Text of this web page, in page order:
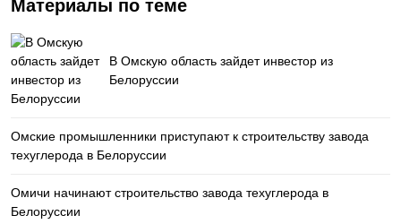
Материалы по теме
В Омскую область зайдет инвестор из
Белоруссии
Омские промышленники приступают к строительству завода
техуглерода в Белоруссии
Омичи начинают строительство завода техуглерода в
Белоруссии